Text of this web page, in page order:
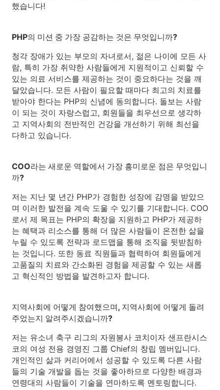
했습니다!
PHP의 미션 중 가장 공감하는 것은 무엇입니까?
청각 장애가 있는 부모의 자녀로서, 젊은 나이에 모든 사
람, 특히 가장 취약한 사람들에게 지원적이고 신뢰할 수
있는 의료 서비스를 제공하는 것이 중요하다는 것을 깨
달았습니다. 모든 사람이 필요할 때마다 최고의 치료를
받아야 한다는 PHP의 신념에 동의합니다. 돌보는 사람
이 되는 것이 자랑스럽고, 회원들을 최우선으로 생각하
고 지역사회의 전반적인 건강을 개선하기 위해 최선을
다하고 있습니다.
COO라는 새로운 역할에서 가장 흥미로운 점은 무엇입니
까?
저는 지난 몇 년간 PHP가 경험한 성장에 감명을 받았으
며 이러한 발전을 계속 도울 수 있기를 기대합니다. COO
로서 제 목표는 PHP의 확장을 지원하고 PHP가 제공하
는 혜택과 리소스를 통해 더 많은 사람들이 온전한 삶을
누릴 수 있도록 전략과 로드맵을 통해 조직을 뒷받침하
는 것입니다. 또한 동료 직원들과 협력하여 회원들에게
고품질의 치료와 간소화된 경험을 제공할 수 있는 새롭
고 혁신적인 방법을 발견하고자 합니다.
지역사회에 어떻게 참여했으며, 지역사회에 어떻게 돌려
주었는지 알려주시겠습니까?
저는 유소녀 축구 리그의 자원봉사 코치이자 샌프란시스
코의 여성 전용 경영진 그룹 Chief의 창립 멤버입니다.
개인적인 삶과 커리어에서 성공할 수 있도록 다른 사람
들의 기술 개발을 돕는 것을 좋아하므로 다양한 배경과
연령대의 사람들이 기술을 연마하도록 멘토링합니다.